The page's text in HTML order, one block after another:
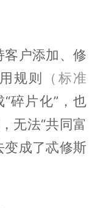
客户添加、修
规则
（标准
碎片化”，也
无法“共同富
变成了忒修斯